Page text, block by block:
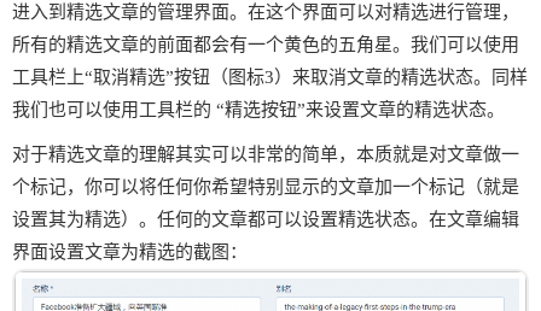
进入到精选文章的管理界面。在这个界面可以对精选进行管理，
所有的精选文章的前面都会有一个黄色的五角星。我们可以使用
工具栏上“取消精选”按钮（图标3）来取消文章的精选状态。同样
我们也可以使用工具栏的 “精选按钮”来设置文章的精选状态。
对于精选文章的理解其实可以非常的简单，本质就是对文章做一
个标记，你可以将任何你希望特别显示的文章加一个标记（就是
设置其为精选）。任何的文章都可以设置精选状态。在文章编辑
界面设置文章为精选的截图：